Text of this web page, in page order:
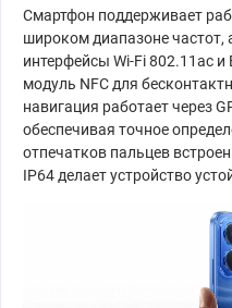
Смартфон поддерживает
широком диапазоне
интерфейсы Wi-Fi 802.11ac
модуль NFC для
навигация работает через
обеспечивая точное
отпечатков пальцев
IP64 делает устройство